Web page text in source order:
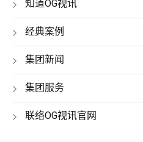
知道OG视讯
经典案例
集团新闻
集团服务
联络OG视讯官网